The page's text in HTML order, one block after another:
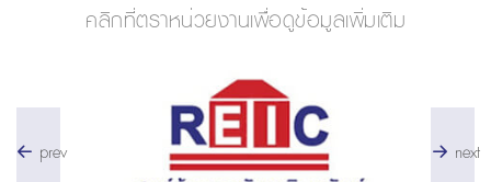
คลิกที่ตราหน่วยงานเพื่อดูข้อมูลเพิ่มเติม
prev next